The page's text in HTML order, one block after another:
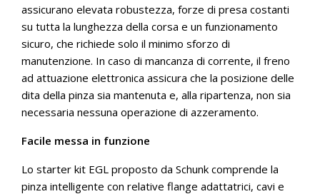
assicurano elevata robustezza, forze di presa costanti
su tutta la lunghezza della corsa e un funzionamento
sicuro, che richiede solo il minimo sforzo di
manutenzione. In caso di mancanza di corrente, il freno
ad attuazione elettronica assicura che la posizione delle
dita della pinza sia mantenuta e, alla ripartenza, non sia
necessaria nessuna operazione di azzeramento.
Facile messa in funzione
Lo starter kit EGL proposto da Schunk comprende la
pinza intelligente con relative flange adattatrici, cavi e